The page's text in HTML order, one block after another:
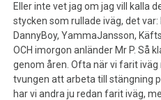
Eller inte vet jag om jag vill kalla
stycken som rullade iväg, det var:
DannyBoy, YammaJansson,
OCH imorgon anländer Mr P. Så
genom åren. Ofta när vi farit
tvungen att arbeta till stängning
har vi andra ju redan farit iväg,